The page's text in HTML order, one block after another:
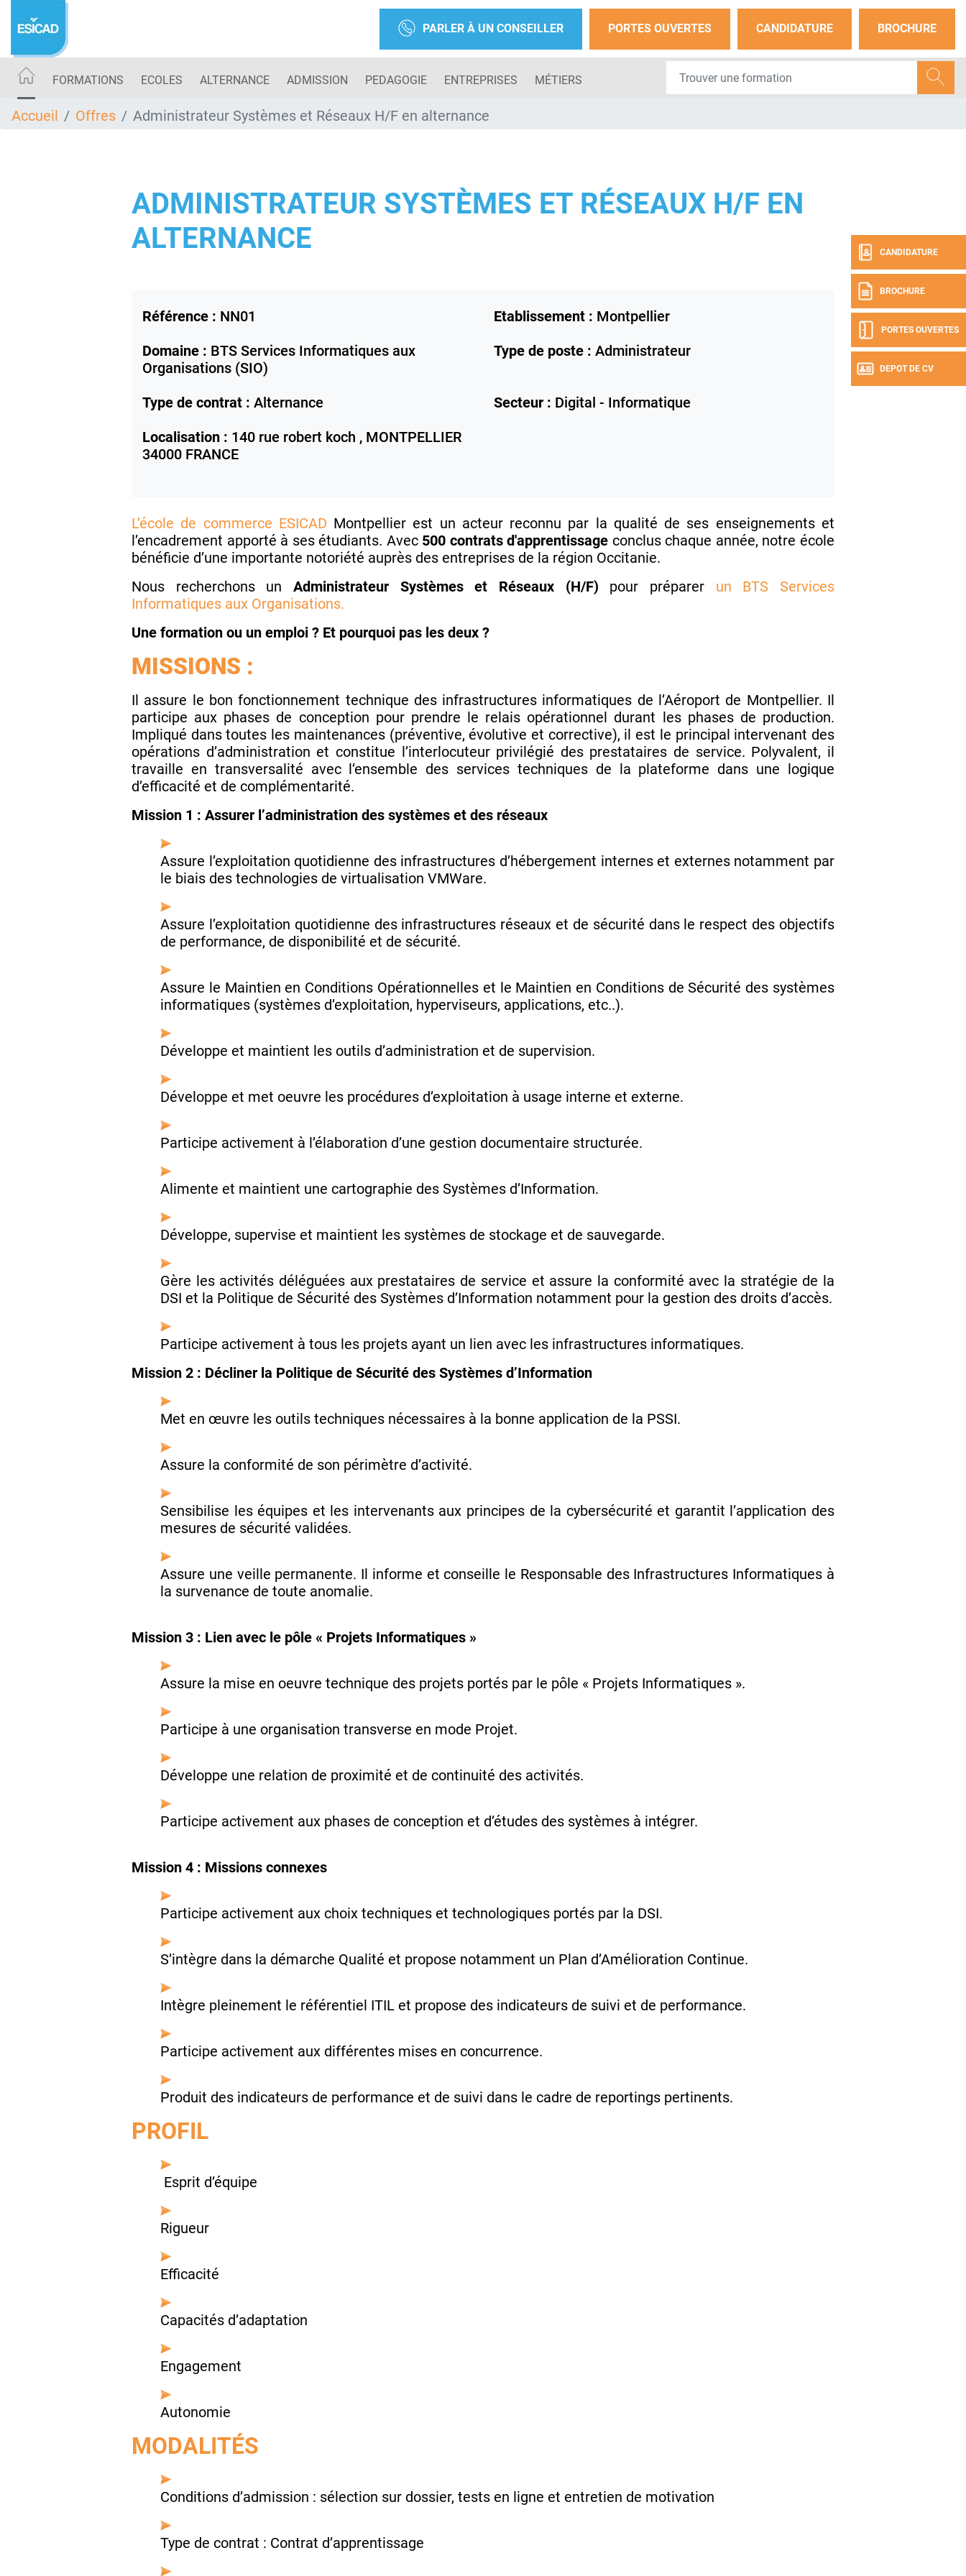
contenu
PARLER À UN CONSEILLER PORTES OUVERTES CANDIDATURE BROCHURE
FORMATIONS ECOLES ALTERNANCE ADMISSION PEDAGOGIE ENTREPRISES MÉTIERS
CANDIDATURE
BROCHURE
PORTES OUVERTES
DEPOT DE CV
Accueil Offres Administrateur Systèmes et Réseaux H/F en alternance
ADMINISTRATEUR SYSTÈMES ET RÉSEAUX H/F EN
ALTERNANCE
Référence : NN01 Etablissement : Montpellier
Domaine : BTS Services Informatiques aux
Organisations (SIO)
Type de poste : Administrateur
Type de contrat : Alternance Secteur : Digital - Informatique
Localisation : 140 rue robert koch , MONTPELLIER
34000 FRANCE
L’école de commerce ESICAD Montpellier est un acteur reconnu par la qualité de ses enseignements et
l’encadrement apporté à ses étudiants. Avec 500 contrats d'apprentissage conclus chaque année, notre école
bénéficie d’une importante notoriété auprès des entreprises de la région Occitanie.
Nous recherchons un Administrateur Systèmes et Réseaux (H/F) pour préparer un BTS Services
Informatiques aux Organisations.
Une formation ou un emploi ? Et pourquoi pas les deux ?
MISSIONS :
Il assure le bon fonctionnement technique des infrastructures informatiques de l’Aéroport de Montpellier. Il
participe aux phases de conception pour prendre le relais opérationnel durant les phases de production.
Impliqué dans toutes les maintenances (préventive, évolutive et corrective), il est le principal intervenant des
opérations d’administration et constitue l’interlocuteur privilégié des prestataires de service. Polyvalent, il
travaille en transversalité avec l’ensemble des services techniques de la plateforme dans une logique
d’efficacité et de complémentarité.
Mission 1 : Assurer l’administration des systèmes et des réseaux
Assure l’exploitation quotidienne des infrastructures d’hébergement internes et externes notamment par
le biais des technologies de virtualisation VMWare.
Assure l’exploitation quotidienne des infrastructures réseaux et de sécurité dans le respect des objectifs
de performance, de disponibilité et de sécurité.
Assure le Maintien en Conditions Opérationnelles et le Maintien en Conditions de Sécurité des systèmes
informatiques (systèmes d’exploitation, hyperviseurs, applications, etc..).
Développe et maintient les outils d’administration et de supervision.
Développe et met oeuvre les procédures d’exploitation à usage interne et externe.
Participe activement à l’élaboration d’une gestion documentaire structurée.
Alimente et maintient une cartographie des Systèmes d’Information.
Développe, supervise et maintient les systèmes de stockage et de sauvegarde.
Gère les activités déléguées aux prestataires de service et assure la conformité avec la stratégie de la
DSI et la Politique de Sécurité des Systèmes d’Information notamment pour la gestion des droits d’accès.
Participe activement à tous les projets ayant un lien avec les infrastructures informatiques.
Mission 2 : Décliner la Politique de Sécurité des Systèmes d’Information
Met en œuvre les outils techniques nécessaires à la bonne application de la PSSI.
Assure la conformité de son périmètre d’activité.
Sensibilise les équipes et les intervenants aux principes de la cybersécurité et garantit l’application des
mesures de sécurité validées.
Assure une veille permanente. Il informe et conseille le Responsable des Infrastructures Informatiques à
la survenance de toute anomalie.
Mission 3 : Lien avec le pôle « Projets Informatiques »
Assure la mise en oeuvre technique des projets portés par le pôle « Projets Informatiques ».
Participe à une organisation transverse en mode Projet.
Développe une relation de proximité et de continuité des activités.
Participe activement aux phases de conception et d’études des systèmes à intégrer.
Mission 4 : Missions connexes
Participe activement aux choix techniques et technologiques portés par la DSI.
S’intègre dans la démarche Qualité et propose notamment un Plan d’Amélioration Continue.
Intègre pleinement le référentiel ITIL et propose des indicateurs de suivi et de performance.
Participe activement aux différentes mises en concurrence.
Produit des indicateurs de performance et de suivi dans le cadre de reportings pertinents.
PROFIL
Esprit d’équipe
Rigueur
Efficacité
Capacités d’adaptation
Engagement
Autonomie
MODALITÉS
Conditions d’admission : sélection sur dossier, tests en ligne et entretien de motivation
Type de contrat : Contrat d’apprentissage